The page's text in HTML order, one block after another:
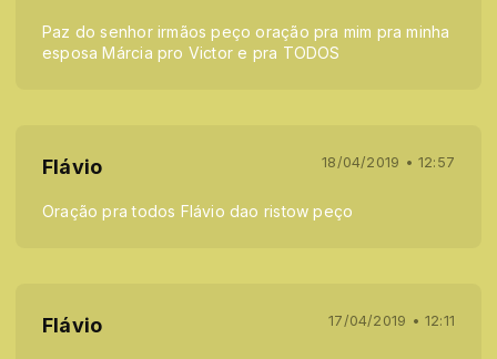
Paz do senhor irmãos peço oração pra mim pra minha
esposa Márcia pro Victor e pra TODOS
Flávio 18/04/2019 • 12:57
Oração pra todos Flávio dao ristow peço
Flávio 17/04/2019 • 12:11